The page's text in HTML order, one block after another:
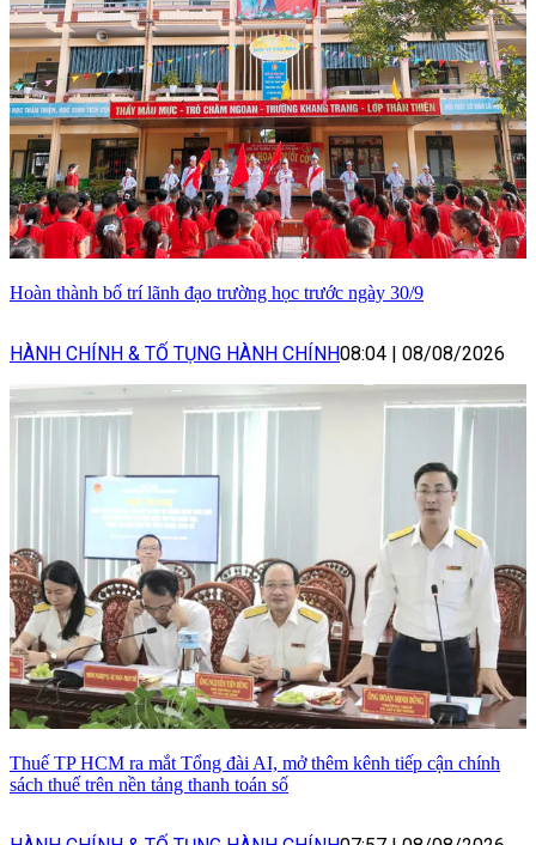
Hoàn thành bố trí lãnh đạo trường học trước ngày 30/9
HÀNH CHÍNH & TỐ TỤNG HÀNH CHÍNH08:04 | 08/08/2026
Thuế TP HCM ra mắt Tổng đài AI, mở thêm kênh tiếp cận chính
sách thuế trên nền tảng thanh toán số